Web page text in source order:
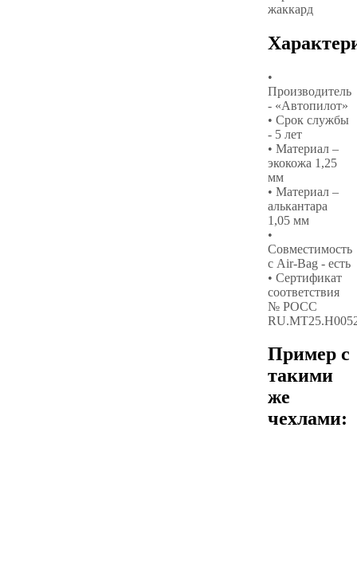
жаккард
•
Производитель
- «Автопилот»
• Срок службы
- 5 лет
• Материал –
экокожа 1,25
мм
• Материал –
алькантара
1,05 мм
•
Совместимость
с Air-Bag - есть
• Сертификат
соответствия
№ РОСС
Пример с
такими
же
чехлами: